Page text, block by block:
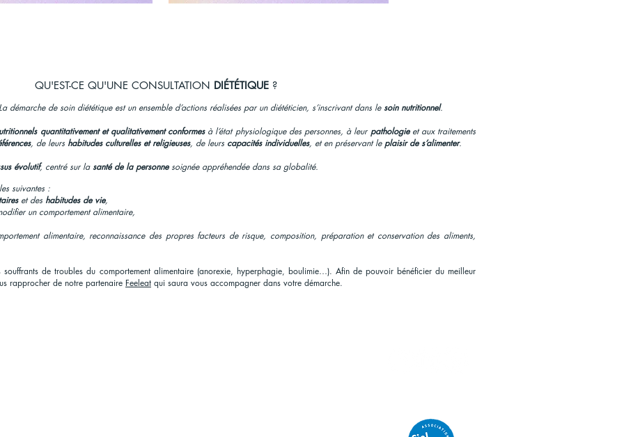
QU'EST-CE QU'UNE CONSULTATION DIÉTÉTIQUE?
démarche de soin diététique est un ensemble d’actions réalisées par un diététicien, s’inscrivant dans lesoin nutritionnel.
quantitativement et qualitativement conformesà l’état physiologique des personnes, à leur pathologie et aux traitements
, de leurs habitudes culturelles et religieuses, de leurs capacités individuelles, et en préservant le plaisir de s’alimenter.
évolutif, centré sur lasanté de la personnesoignée appréhendée dans sa globalité.
suivantes :
et des habitudes de vie,
un comportement alimentaire,
alimentaire, reconnaissance des propres facteurs de risque, composition, préparation et conservation des aliments,
de troubles du comportement alimentaire (anorexie, hyperphagie, boulimie…). Afin de pouvoir bénéficier du meilleur
rapprocher de notre partenaire Feeleat qui saura vous accompagner dans votre démarche.